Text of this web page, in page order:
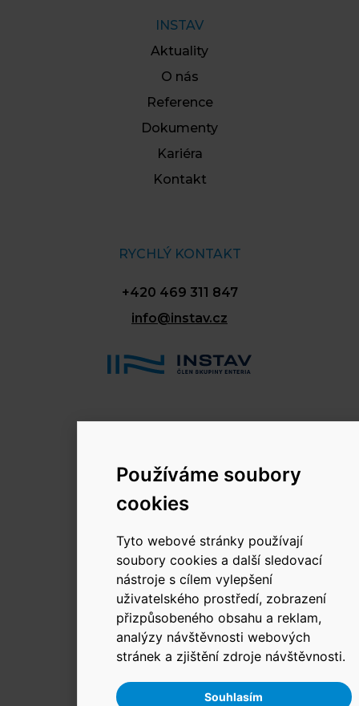
Používáme soubory
cookies
Tyto webové stránky používají
soubory cookies a další sledovací
nástroje s cílem vylepšení
uživatelského prostředí, zobrazení
přizpůsobeného obsahu a reklam,
analýzy návštěvnosti webových
stránek a zjištění zdroje návštěvnosti.
Souhlasím
INSTAV
Aktuality
O nás
Reference
Dokumenty
Kariéra
Kontakt
RYCHLÝ KONTAKT
+420 469 311 847
info@instav.cz
Změnit používání Cookies.